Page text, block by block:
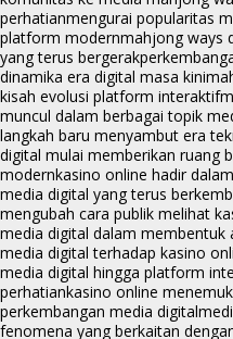
perhatianmengurai popularitas
platform modernmahjong ways
yang terus bergerak
dinamika era digital masa kini
kisah evolusi platform interaktif
muncul dalam berbagai topik
langkah baru menyambut era
digital mulai memberikan ruang
modernkasino online hadir
media digital yang terus
mengubah cara publik melihat
media digital dalam membentuk
media digital terhadap kasino
media digital hingga platform
perhatiankasino online
perkembangan media digital
fenomena yang berkaitan